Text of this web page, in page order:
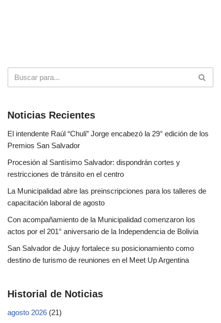
Noticias Recientes
El intendente Raúl “Chuli” Jorge encabezó la 29° edición de los
Premios San Salvador
Procesión al Santísimo Salvador: dispondrán cortes y
restricciones de tránsito en el centro
La Municipalidad abre las preinscripciones para los talleres de
capacitación laboral de agosto
Con acompañamiento de la Municipalidad comenzaron los
actos por el 201° aniversario de la Independencia de Bolivia
San Salvador de Jujuy fortalece su posicionamiento como
destino de turismo de reuniones en el Meet Up Argentina
Historial de Noticias
agosto 2026 (21)